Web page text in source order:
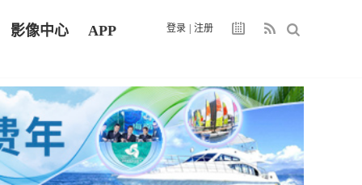
登录 注册
影像中心 APP